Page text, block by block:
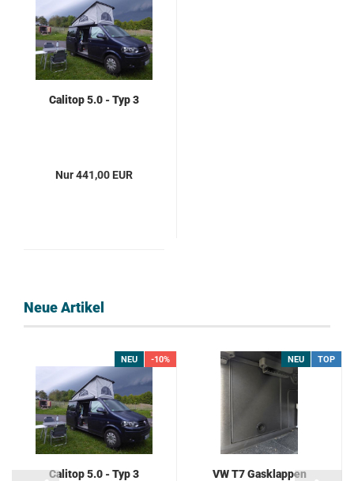
Calitop 5.0 - Typ 3
Nur 441,00 EUR
Neue Artikel
NEU -10%
Calitop 5.0 - Typ 3
NEU TOP
VW T7 Gasklappen